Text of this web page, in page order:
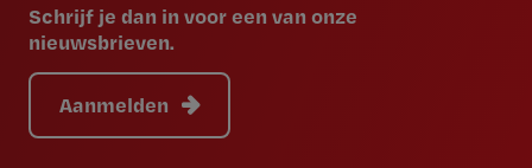
Schrijf je dan in voor een van onze
nieuwsbrieven.
Aanmelden